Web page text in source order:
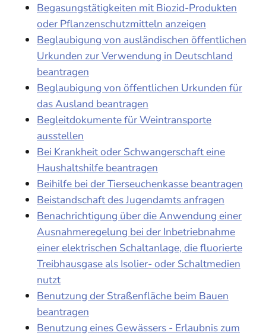
Begasungstätigkeiten mit Biozid-Produkten
oder Pflanzenschutzmitteln anzeigen
Beglaubigung von ausländischen öffentlichen
Urkunden zur Verwendung in Deutschland
beantragen
Beglaubigung von öffentlichen Urkunden für
das Ausland beantragen
Begleitdokumente für Weintransporte
ausstellen
Bei Krankheit oder Schwangerschaft eine
Haushaltshilfe beantragen
Beihilfe bei der Tierseuchenkasse beantragen
Beistandschaft des Jugendamts anfragen
Benachrichtigung über die Anwendung einer
Ausnahmeregelung bei der Inbetriebnahme
einer elektrischen Schaltanlage, die fluorierte
Treibhausgase als Isolier- oder Schaltmedien
nutzt
Benutzung der Straßenfläche beim Bauen
beantragen
Benutzung eines Gewässers - Erlaubnis zum